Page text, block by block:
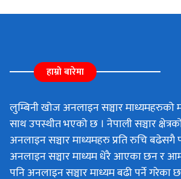
हाम्रो बारेमा
लुम्बिनी खोज अनलाइन सञ्चार माध्यमहरुको
साथ उपस्थीत भएको छ । नेपाली सञ्चार
अनलाइन सञ्चार माध्यमहरु प्रति रुचि
अनलाइन सञ्चार माध्यम धेरै आएका छन र
पनि अनलाइन सञ्चार माध्यम बढी पर्ने गरेका